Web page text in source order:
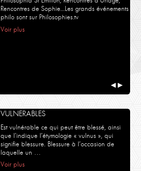
Rencontres de Sophie...Les grands événements
philo sont sur Philosophies.tv
Voir plus
◀ ▶
VULNERABLES
Est vulnérable ce qui peut être blessé, ainsi
que l’indique l’étymologie « vulnus », qui
signifie blessure. Blessure à l’occasion de
laquelle un …
Voir plus